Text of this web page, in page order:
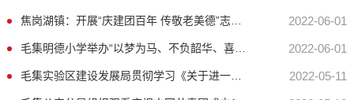
焦岗湖镇：开展“庆建团百年 传敬老美德”志愿服务活动 2022-06-01
毛集明德小学举办“以梦为马、不负韶华、喜迎二十大”文艺汇演 2022-06-01
毛集实验区建设发展局贯彻学习《关于进一步重申规范共产党员国家工作人员信访行为的通知》 2022-05-11